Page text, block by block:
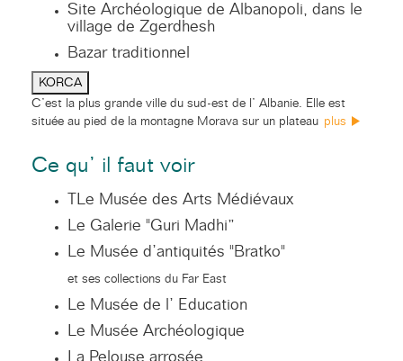
Site Archéologique de Albanopoli, dans le
village de Zgerdhesh
Bazar traditionnel
KORCA
C’est la plus grande ville du sud-est de l’ Albanie. Elle est
située au pied de la montagne Morava sur un plateau plus
Ce qu’ il faut voir
TLe Musée des Arts Médiévaux
Le Galerie "Guri Madhi”
Le Musée d’antiquités "Bratko"
et ses collections du Far East
Le Musée de l’ Education
Le Musée Archéologique
La Pelouse arrosée